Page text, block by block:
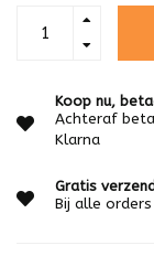
Koop nu,
Achteraf
Klarna
Gratis
Bij alle